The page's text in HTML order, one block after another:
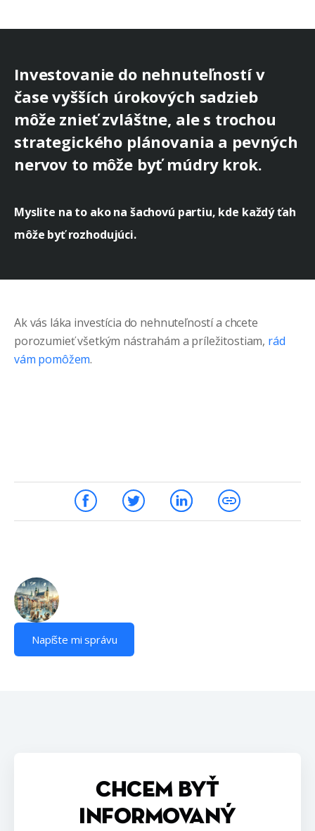
Investovanie do nehnuteľností v
čase vyšších úrokových sadzieb
môže znieť zvláštne, ale s trochou
strategického plánovania a pevných
nervov to môže byť múdry krok.
Myslite na to ako na šachovú partiu, kde každý ťah
môže byť rozhodujúci.
Ak vás láka investícia do nehnuteľností a chcete
porozumieť všetkým nástrahám a príležitostiam, rád
vám pomôžem.
Napíšte mi správu
CHCEM BYŤ
INFORMOVANÝ